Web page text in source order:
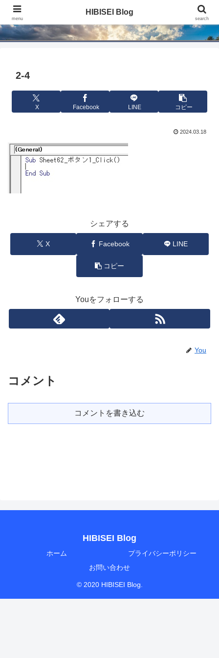
HIBISEI Blog
2-4
X Facebook LINE コピー
2024.03.18
シェアする
X Facebook LINE
コピー
Youをフォローする
You
コメント
コメントを書き込む
HIBISEI Blog
ホーム
プライバシーポリシー
お問い合わせ
© 2020 HIBISEI Blog.
menu
HIBISEI Blog
search